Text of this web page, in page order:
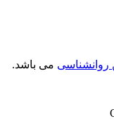
روانشناسی می باشد.